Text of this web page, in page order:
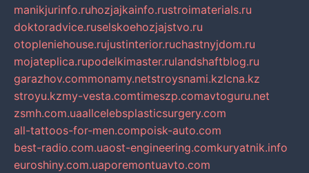
manikjurinfo.ruhozjajkainfo.rustroimaterials.ru
doktoradvice.ruselskoehozjajstvo.ru
otopleniehouse.rujustinterior.ruchastnyjdom.ru
mojateplica.rupodelkimaster.rulandshaftblog.ru
garazhov.commonamy.netstroysnami.kzlcna.kz
stroyu.kzmy-vesta.comtimeszp.comavtoguru.net
zsmh.com.uaallcelebsplasticsurgery.com
all-tattoos-for-men.compoisk-auto.com
best-radio.com.uaost-engineering.comkuryatnik.info
euroshiny.com.uaporemontuavto.com